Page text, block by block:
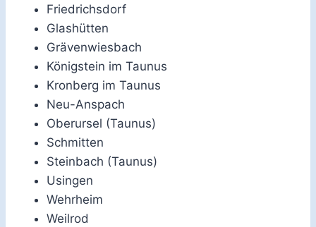
Friedrichsdorf
Glashütten
Grävenwiesbach
Königstein im Taunus
Kronberg im Taunus
Neu-Anspach
Oberursel (Taunus)
Schmitten
Steinbach (Taunus)
Usingen
Wehrheim
Weilrod